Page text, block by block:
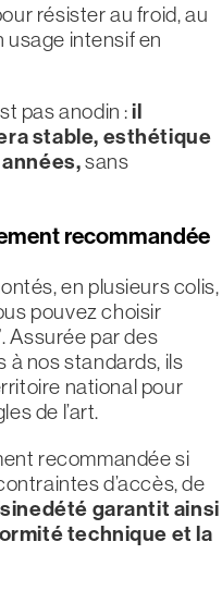
résister au froid, au
usage intensif en
pas anodin :il
stable, esthétique
sans
recommandée
en plusieurs colis,
pouvez choisir
Assurée par des
à nos standards, ils
national pour
de l’art.
recommandée si
d’accès, de
garantit ainsi
technique et la